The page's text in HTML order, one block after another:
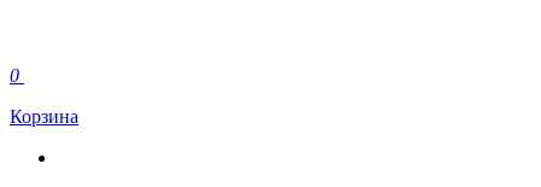
0
Корзина